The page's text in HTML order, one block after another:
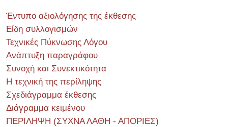
Έντυπο αξιολόγησης της έκθεσης
Είδη συλλογισμών
Τεχνικές Πύκνωσης Λόγου
Ανάπτυξη παραγράφου
Συνοχή και Συνεκτικότητα
Η τεχνική της περίληψης
Σχεδιάγραμμα έκθεσης
Διάγραμμα κειμένου
ΠΕΡΙΛΗΨΗ (ΣΥΧΝΑ ΛΑΘΗ - ΑΠΟΡΙΕΣ)